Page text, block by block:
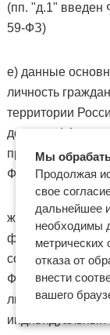
(пп. "д.1" введен
59-ФЗ)
е) данные
личность
территории
документ) (в
Федерации);
ж) вид и данные
федеральным
соответствии с
Федерации в
личность
индивидуальный
Мы
Продолжая
свое
дальнейшее
необходимы
отказа от
внести
вашего